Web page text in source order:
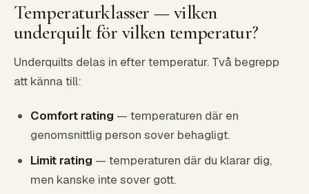
Temperaturklasser — vilken
underquilt för vilken temperatur?
Underquilts delas in efter temperatur. Två begrepp
att känna till:
Comfort rating — temperaturen där en
genomsnittlig person sover behagligt.
Limit rating — temperaturen där du klarar dig,
men kanske inte sover gott.